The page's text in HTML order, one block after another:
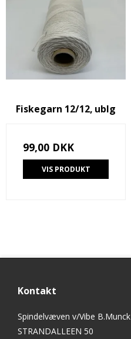
Fiskegarn 12/12, ublg
99,00 DKK
VIS PRODUKT
Kontakt
Spindelvæven v/Vibe B.Munck
STRANDALLEEN 50